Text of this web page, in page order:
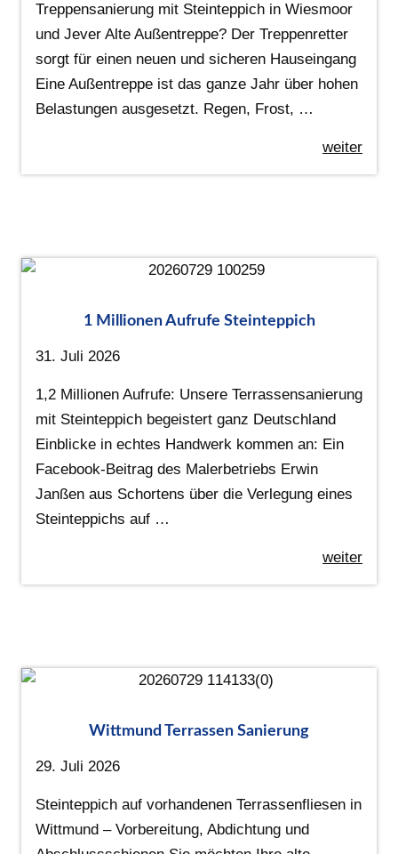
Treppensanierung mit Steinteppich in Wiesmoor
und Jever Alte Außentreppe? Der Treppenretter
sorgt für einen neuen und sicheren Hauseingang
Eine Außentreppe ist das ganze Jahr über hohen
Belastungen ausgesetzt. Regen, Frost, …
weiter
1 Millionen Aufrufe Steinteppich
31. Juli 2026
1,2 Millionen Aufrufe: Unsere Terrassensanierung
mit Steinteppich begeistert ganz Deutschland
Einblicke in echtes Handwerk kommen an: Ein
Facebook-Beitrag des Malerbetriebs Erwin
Janßen aus Schortens über die Verlegung eines
Steinteppichs auf …
weiter
Wittmund Terrassen Sanierung
29. Juli 2026
Steinteppich auf vorhandenen Terrassenfliesen in
Wittmund – Vorbereitung, Abdichtung und